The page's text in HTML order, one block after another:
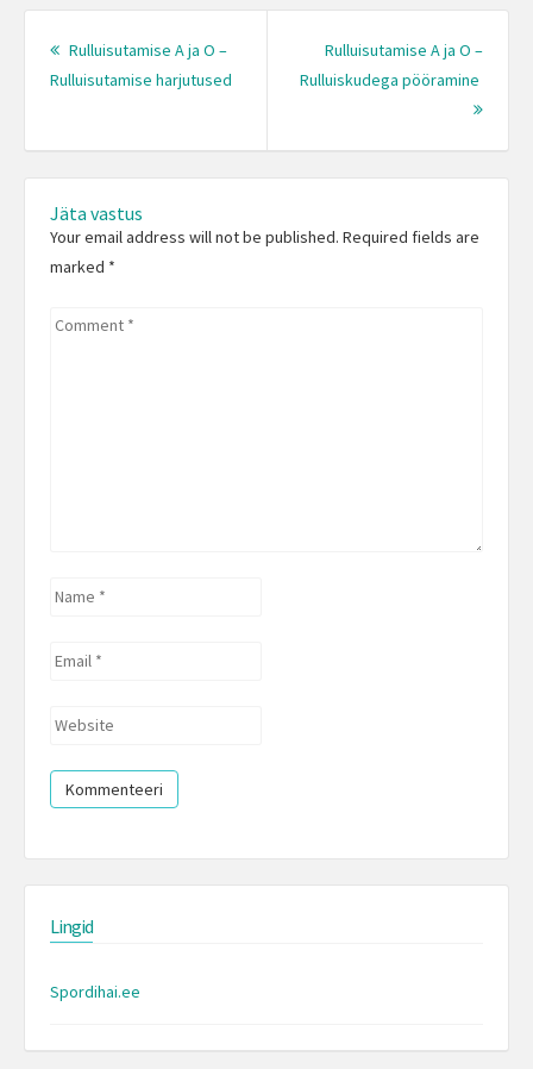
Post
navigation
Rulluisutamise A ja O –
Rulluisutamise harjutused
Rulluisutamise A ja O –
Rulluiskudega pööramine
Next
Jäta vastus
Your email address will not be published. Required fields are
marked *
Comment
Name
Email
Website
Lingid
Spordihai.ee